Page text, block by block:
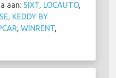
aan: SIXT, LOCAUTO,
, KEDDY BY
, WINRENT,